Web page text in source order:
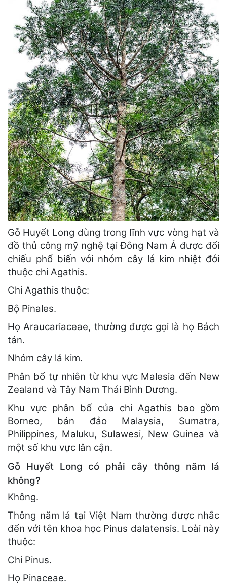
Gỗ Huyết Long dùng trong lĩnh vực vòng hạt và
đồ thủ công mỹ nghệ tại Đông Nam Á được đối
chiếu phổ biến với nhóm cây lá kim nhiệt đới
thuộc chi Agathis.
Chi Agathis thuộc:
Bộ Pinales.
Họ Araucariaceae, thường được gọi là họ Bách
tán.
Nhóm cây lá kim.
Phân bố tự nhiên từ khu vực Malesia đến New
Zealand và Tây Nam Thái Bình Dương.
Khu vực phân bố của chi Agathis bao gồm
Borneo, bán đảo Malaysia, Sumatra,
Philippines, Maluku, Sulawesi, New Guinea và
một số khu vực lân cận.
Gỗ Huyết Long có phải cây thông năm lá
không?
Không.
Thông năm lá tại Việt Nam thường được nhắc
đến với tên khoa học Pinus dalatensis. Loài này
thuộc:
Chi Pinus.
Họ Pinaceae.